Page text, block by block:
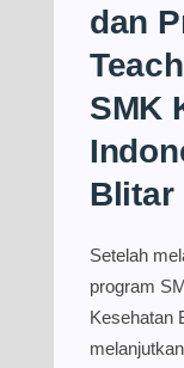
dan
SMK
Blitar
Setelah
program
Kesehatan
melanjutkan